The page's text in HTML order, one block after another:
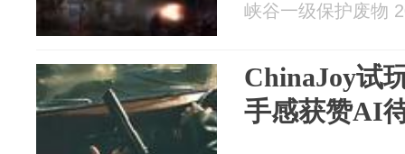
峡谷一级保护废物
ChinaJoy试
手感获赞AI